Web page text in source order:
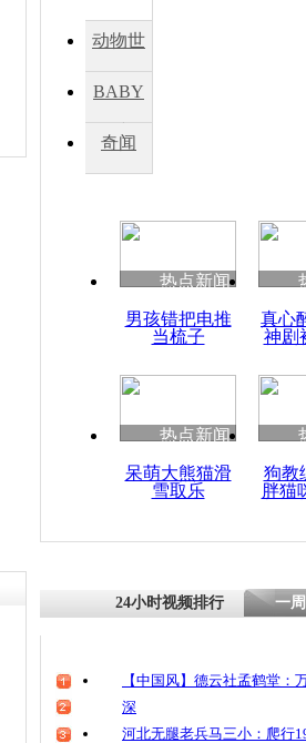
动物世
BABY
秀
奇闻
热点新闻
男孩错把电推
当梳子
真心
神剧
热点新闻
呆萌大熊猫滑
雪取乐
狗教
胖猫
24小时视频排行 一
【中国风】德云社孟鹤堂：
深
河北无腿老兵马三小：爬行